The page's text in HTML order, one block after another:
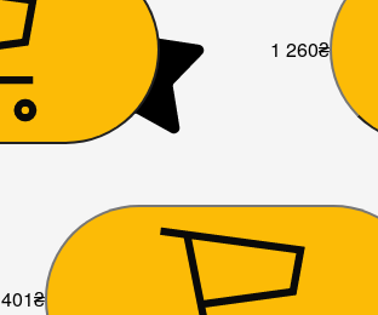
401₴
1 260₴